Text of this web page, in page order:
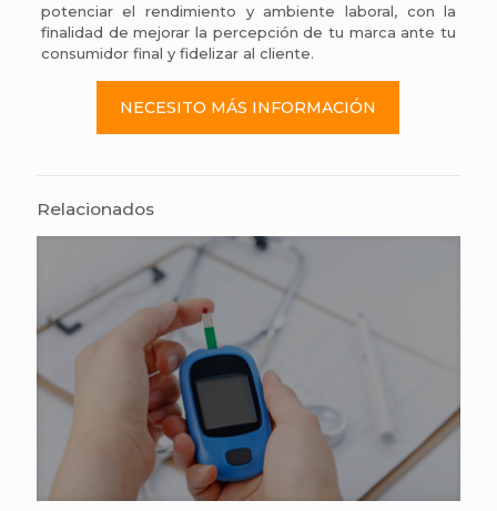
potenciar el rendimiento y ambiente laboral, con la
finalidad de mejorar la percepción de tu marca ante tu
consumidor final y fidelizar al cliente.
NECESITO MÁS INFORMACIÓN
Relacionados